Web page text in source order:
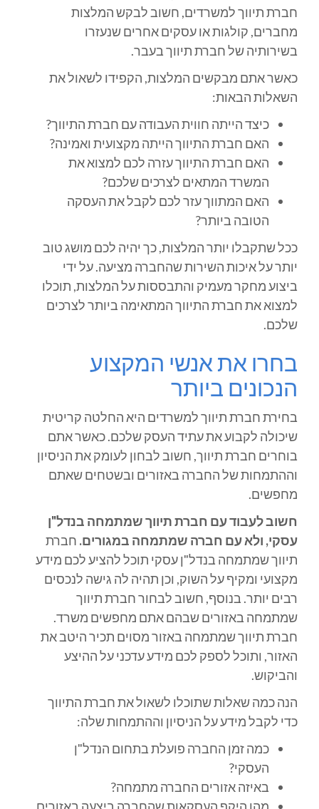
חברת תיווך למשרדים, חשוב לבקש המלצות
מחברים, קולגות או עסקים אחרים שנעזרו
בשירותיה של חברת תיווך בעבר.
כאשר אתם מבקשים המלצות, הקפידו לשאול את
השאלות הבאות:
כיצד הייתה חווית העבודה עם חברת התיווך?
האם חברת התיווך הייתה מקצועית ואמינה?
האם חברת התיווך עזרה לכם למצוא את
המשרד המתאים לצרכים שלכם?
האם המתווך עזר לכם לקבל את העסקה
הטובה ביותר?
ככל שתקבלו יותר המלצות, כך יהיה לכם מושג טוב
יותר על איכות השירות שהחברה מציעה. על ידי
ביצוע מחקר מעמיק והתבססות על המלצות, תוכלו
למצוא את חברת התיווך המתאימה ביותר לצרכים
שלכם.
בחרו את אנשי המקצוע
הנכונים ביותר
בחירת חברת תיווך למשרדים היא החלטה קריטית
שיכולה לקבוע את עתיד העסק שלכם. כאשר אתם
בוחרים חברת תיווך, חשוב לבחון לעומק את הניסיון
וההתמחות של החברה באזורים ובשטחים שאתם
מחפשים.
חשוב לעבוד עם חברת תיווך שמתמחה בנדל"ן
עסקי, ולא עם חברה שמתמחה במגורים. חברת
תיווך שמתמחה בנדל"ן עסקי תוכל להציע לכם מידע
מקצועי ומקיף על השוק, וכן תהיה לה גישה לנכסים
רבים יותר. בנוסף, חשוב לבחור חברת תיווך
שמתמחה באזורים שבהם אתם מחפשים משרד.
חברת תיווך שמתמחה באזור מסוים תכיר היטב את
האזור, ותוכל לספק לכם מידע עדכני על ההיצע
והביקוש.
הנה כמה שאלות שתוכלו לשאול את חברת התיווך
כדי לקבל מידע על הניסיון וההתמחות שלה:
כמה זמן החברה פועלת בתחום הנדל"ן
העסקי?
באיזה אזורים החברה מתמחה?